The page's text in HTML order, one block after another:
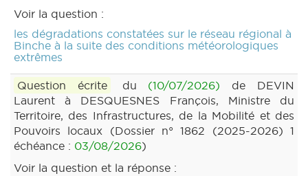
Voir la question :
les dégradations constatées sur le réseau régional à
Binche à la suite des conditions météorologiques
extrêmes
Question écrite du (10/07/2026) de DEVIN
Laurent à DESQUESNES François, Ministre du
Territoire, des Infrastructures, de la Mobilité et des
Pouvoirs locaux (Dossier n° 1862 (2025-2026) 1
échéance : 03/08/2026)
Voir la question et la réponse :